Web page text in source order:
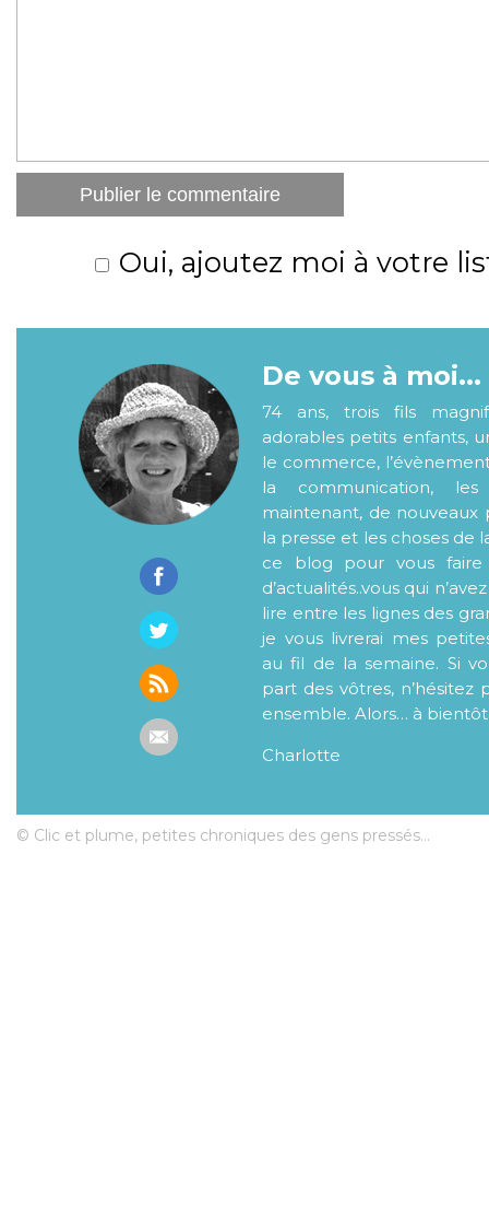
Oui, ajoutez moi à votre
De vous à moi...
74 ans, trois fils
adorables petits enfants,
le commerce,
la communication,
maintenant, de nouveaux
la presse et les choses de
ce blog pour vous faire
d’actualités..vous qui
lire entre les lignes des
je vous livrerai mes
au fil de la semaine. Si
part des vôtres, n’hésitez
ensemble. Alors… à bientôt
Charlotte
© Clic et plume, petites chroniques des gens pressés...